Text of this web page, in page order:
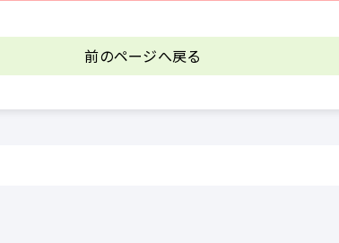
前のページへ戻る